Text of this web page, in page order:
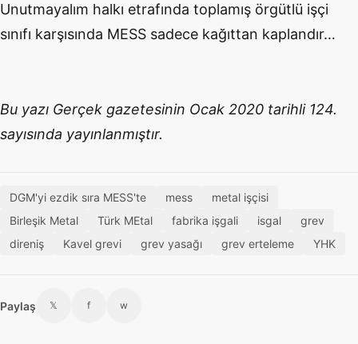
Unutmayalım halkı etrafında toplamış örgütlü işçi
sınıfı karşısında MESS sadece kağıttan kaplandır…
Bu yazı Gerçek gazetesinin Ocak 2020 tarihli 124.
sayısında yayınlanmıştır.
DGM'yi ezdik sıra MESS'te mess
metal işçisi
Birleşik Metal
Türk MEtal fabrika işgali isgal
grev
direniş
Kavel grevi grev yasağı grev erteleme YHK
Paylaş 𝕏 f w